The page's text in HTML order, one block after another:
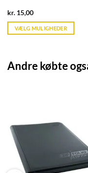
kr. 15,00Current
is:
kr. 39,95.
VÆLG MULIGHEDER
Andre købte